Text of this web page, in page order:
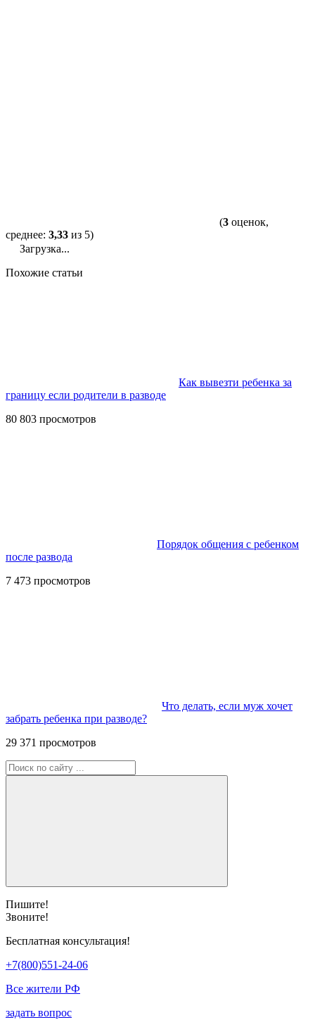
(3 оценок,
среднее: 3,33 из 5)
Загрузка...
Похожие статьи
Как вывезти ребенка за
границу если родители в разводе
80 803 просмотров
Порядок общения с ребенком
после развода
7 473 просмотров
Что делать, если муж хочет
забрать ребенка при разводе?
29 371 просмотров
Пишите!
Звоните!
Бесплатная консультация!
+7(800)551-24-06
Все жители РФ
задать вопрос